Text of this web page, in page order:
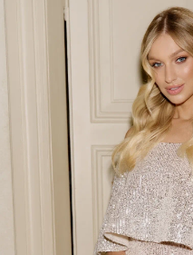
VEDI TUTTO